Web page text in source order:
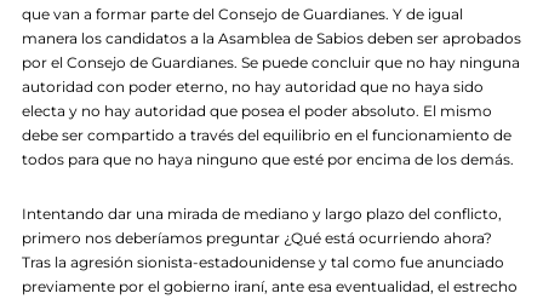
que van a formar parte del Consejo de Guardianes. Y de igual
manera los candidatos a la Asamblea de Sabios deben ser aprobados
por el Consejo de Guardianes. Se puede concluir que no hay ninguna
autoridad con poder eterno, no hay autoridad que no haya sido
electa y no hay autoridad que posea el poder absoluto. El mismo
debe ser compartido a través del equilibrio en el funcionamiento de
todos para que no haya ninguno que esté por encima de los demás.
Intentando dar una mirada de mediano y largo plazo del conflicto,
primero nos deberíamos preguntar ¿Qué está ocurriendo ahora?
Tras la agresión sionista-estadounidense y tal como fue anunciado
previamente por el gobierno iraní, ante esa eventualidad, el estrecho